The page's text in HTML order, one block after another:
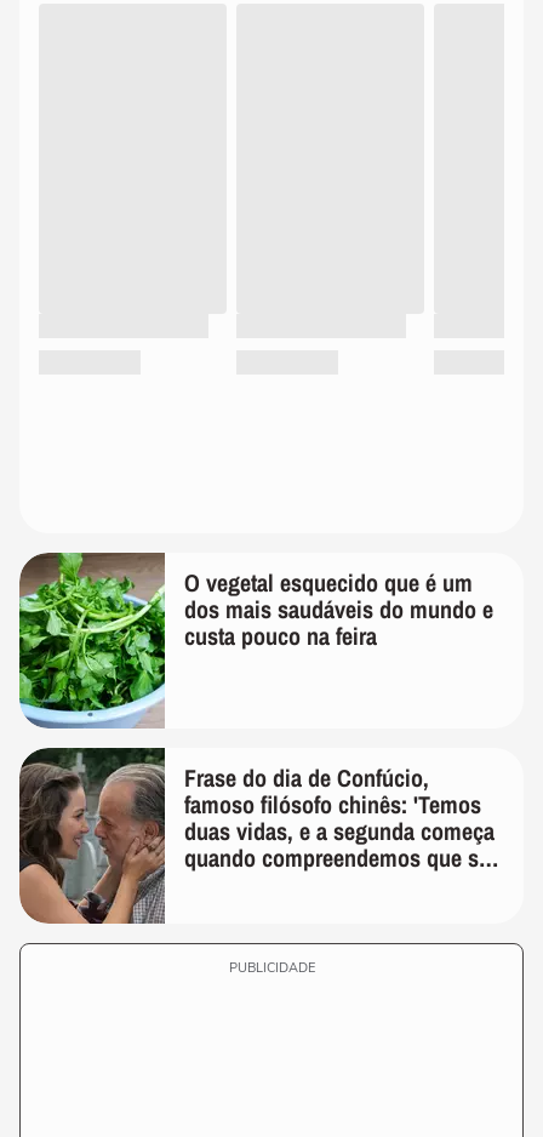
O vegetal esquecido que é um
dos mais saudáveis do mundo e
custa pouco na feira
Frase do dia de Confúcio,
famoso filósofo chinês: 'Temos
duas vidas, e a segunda começa
quando compreendemos que só
PUBLICIDADE